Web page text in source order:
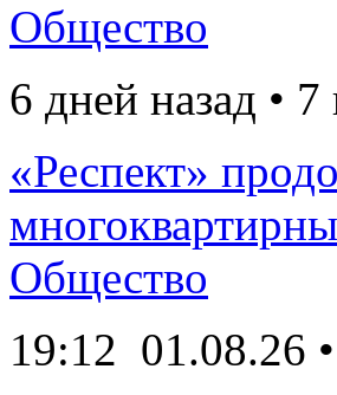
Общество
6 дней назад •
«Респект»
Общество
19:12 01.08.26